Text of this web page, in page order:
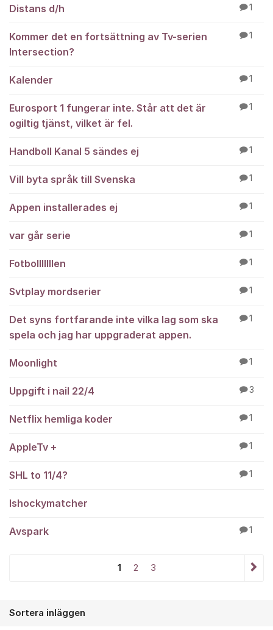
Distans d/h 1
Kommer det en fortsättning av Tv-serien
Intersection?
1
Kalender 1
Eurosport 1 fungerar inte. Står att det är
ogiltig tjänst, vilket är fel.
1
Handboll Kanal 5 sändes ej 1
Vill byta språk till Svenska 1
Appen installerades ej 1
var går serie 1
Fotbolllllllen 1
Svtplay mordserier 1
Det syns fortfarande inte vilka lag som ska
spela och jag har uppgraderat appen.
1
Moonlight 1
Uppgift i nail 22/4 3
Netflix hemliga koder 1
AppleTv + 1
SHL to 11/4? 1
Ishockymatcher
Avspark 1
1 2 3
Sortera inläggen